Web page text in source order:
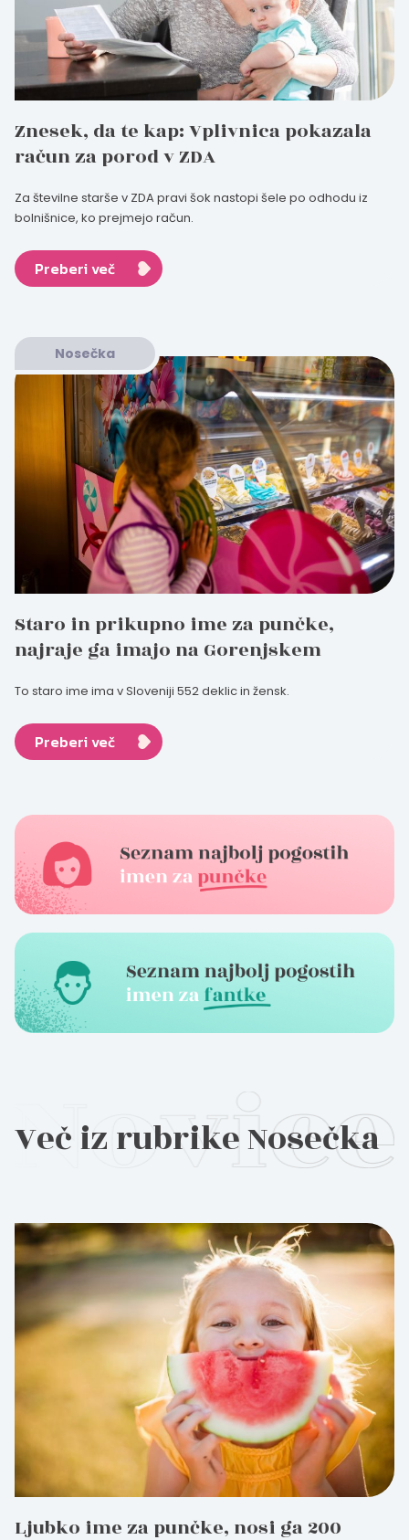
Znesek, da te kap: Vplivnica pokazala
račun za porod v ZDA
Za številne starše v ZDA pravi šok nastopi šele po odhodu iz
bolnišnice, ko prejmejo račun.
Preberi več
Nosečka
Staro in prikupno ime za punčke,
najraje ga imajo na Gorenjskem
To staro ime ima v Sloveniji 552 deklic in žensk.
Preberi več
Več iz rubrike Nosečka
Nosečka
Ljubko ime za punčke, nosi ga 200